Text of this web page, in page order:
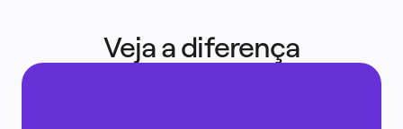
Veja a diferença